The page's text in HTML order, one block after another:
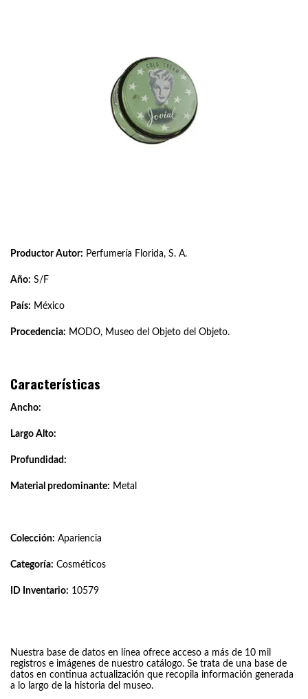
Productor Autor: Perfumería Florida, S. A.
Año: S/F
País: México
Procedencia: MODO, Museo del Objeto del Objeto.
Características
Ancho:
Largo Alto:
Profundidad:
Material predominante: Metal
Colección: Apariencia
Categoría: Cosméticos
ID Inventario: 10579
Nuestra base de datos en línea ofrece acceso a más de 10 mil
registros e imágenes de nuestro catálogo. Se trata de una base de
datos en continua actualización que recopila información generada
a lo largo de la historia del museo.